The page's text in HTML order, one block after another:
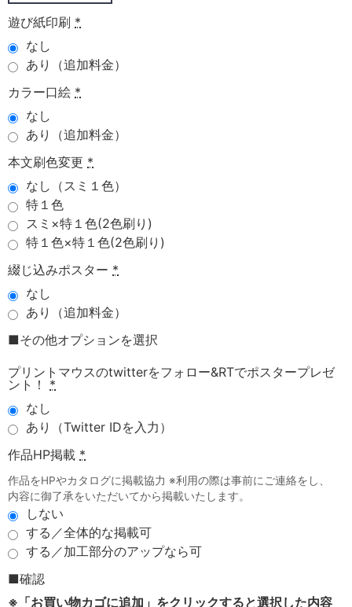
遊び紙印刷 *
なし
あり（追加料金）
カラー口絵 *
なし
あり（追加料金）
本文刷色変更 *
なし（スミ１色）
特１色
スミ×特１色(2色刷り)
特１色×特１色(2色刷り)
綴じ込みポスター *
なし
あり（追加料金）
■その他オプションを選択
プリントマウスのtwitterをフォロー&RTでポスタープレゼ
ント！
*
なし
あり（Twitter IDを入力）
作品HP掲載 *
作品をHPやカタログに掲載協力 ※利用の際は事前にご連絡をし、
内容に御了承をいただいてから掲載いたします。
しない
する／全体的な掲載可
する／加工部分のアップなら可
■確認
※「お買い物カゴに追加」をクリックすると選択した内容